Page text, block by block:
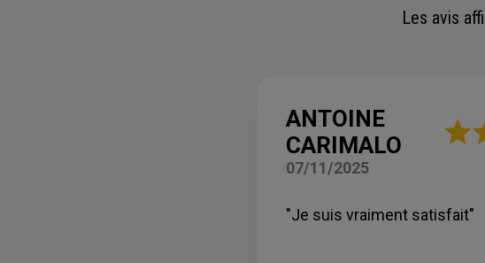
Les avis
ANTOINE
CARIMALO
Note
étoiles
07/11/2025
"Je suis vraiment satisfait"